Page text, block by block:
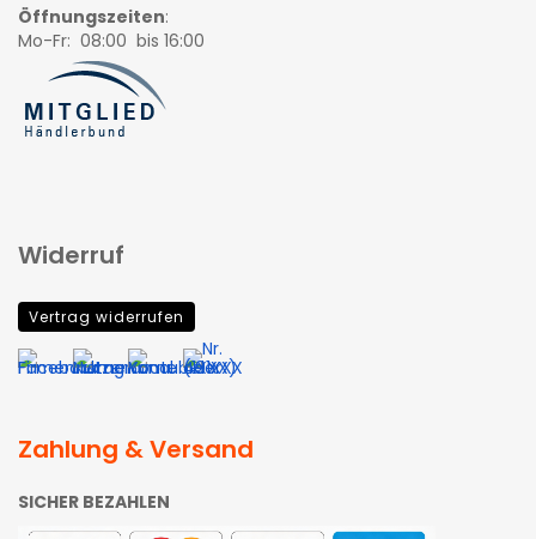
Öffnungszeiten:
Mo-Fr: 08:00 bis 16:00
Widerruf
Vertrag widerrufen
Zahlung & Versand
SICHER BEZAHLEN